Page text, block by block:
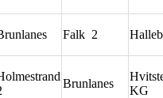
Falk 2
Brunlanes
KG